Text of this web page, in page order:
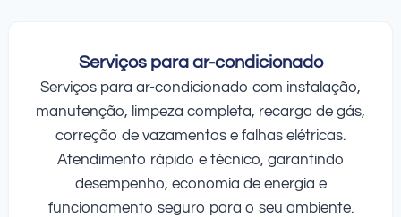
Serviços para ar-condicionado
Serviços para ar-condicionado com instalação,
manutenção, limpeza completa, recarga de gás,
correção de vazamentos e falhas elétricas.
Atendimento rápido e técnico, garantindo
desempenho, economia de energia e
funcionamento seguro para o seu ambiente.